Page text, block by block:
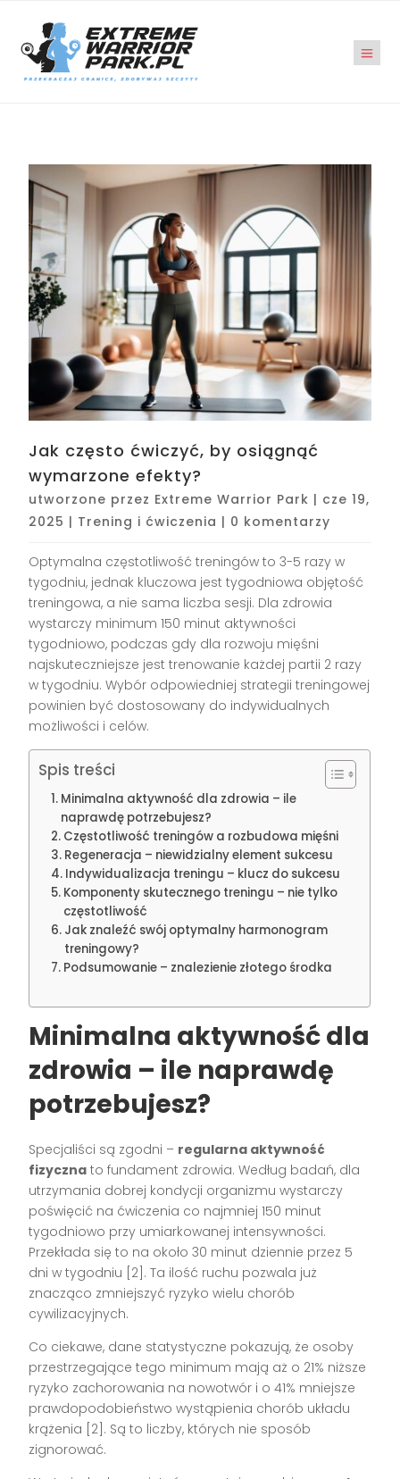
Jak często ćwiczyć, by osiągnąć
wymarzone efekty?
utworzone przez Extreme Warrior Park | cze 19,
2025 | Trening i ćwiczenia | 0 komentarzy
Optymalna częstotliwość treningów to 3-5 razy w
tygodniu, jednak kluczowa jest tygodniowa objętość
treningowa, a nie sama liczba sesji. Dla zdrowia
wystarczy minimum 150 minut aktywności
tygodniowo, podczas gdy dla rozwoju mięśni
najskuteczniejsze jest trenowanie każdej partii 2 razy
w tygodniu. Wybór odpowiedniej strategii treningowej
powinien być dostosowany do indywidualnych
możliwości i celów.
Spis treści
Minimalna aktywność dla zdrowia – ile
naprawdę potrzebujesz?
Częstotliwość treningów a rozbudowa mięśni
Regeneracja – niewidzialny element sukcesu
Indywidualizacja treningu – klucz do sukcesu
Komponenty skutecznego treningu – nie tylko
częstotliwość
Jak znaleźć swój optymalny harmonogram
treningowy?
Podsumowanie – znalezienie złotego środka
Minimalna aktywność dla
zdrowia – ile naprawdę
potrzebujesz?
Specjaliści są zgodni – regularna aktywność
fizyczna to fundament zdrowia. Według badań, dla
utrzymania dobrej kondycji organizmu wystarczy
poświęcić na ćwiczenia co najmniej 150 minut
tygodniowo przy umiarkowanej intensywności.
Przekłada się to na około 30 minut dziennie przez 5
dni w tygodniu [2]. Ta ilość ruchu pozwala już
znacząco zmniejszyć ryzyko wielu chorób
cywilizacyjnych.
Co ciekawe, dane statystyczne pokazują, że osoby
przestrzegające tego minimum mają aż o 21% niższe
ryzyko zachorowania na nowotwór i o 41% mniejsze
prawdopodobieństwo wystąpienia chorób układu
krążenia [2]. Są to liczby, których nie sposób
zignorować.